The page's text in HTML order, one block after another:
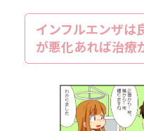
インフルエンザは
が悪化あれば治療